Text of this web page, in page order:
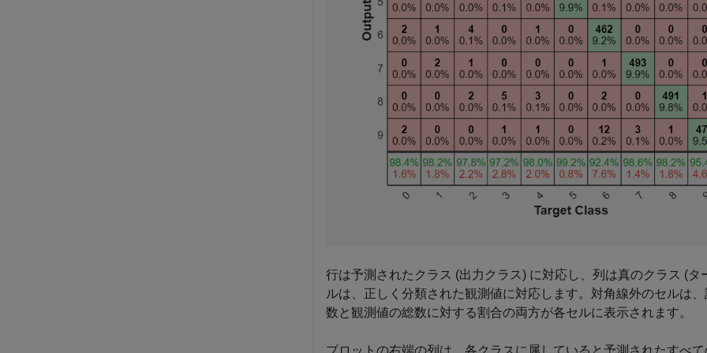
行は予測されたクラス (出力クラス) に対応し、列は真のクラス (
ルは、正しく分類された観測値に対応します。対角線外のセルは
数と観測値の総数に対する割合の両方が各セルに表示されます。
プロットの右端の列は、各クラスに属していると予測されたすべ